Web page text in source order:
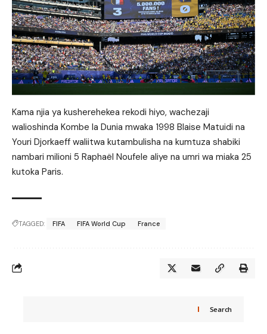
Kama njia ya kusherehekea rekodi hiyo, wachezaji
walioshinda Kombe la Dunia mwaka 1998 Blaise Matuidi na
Youri Djorkaeff waliitwa kutambulisha na kumtuza shabiki
nambari milioni 5 Raphaël Noufele aliye na umri wa miaka 25
kutoka Paris.
TAGGED: FIFA FIFA World Cup France
Search